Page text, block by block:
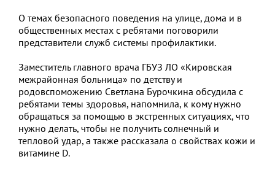
О темах безопасного поведения на улице, дома и в
общественных местах с ребятами поговорили
представители служб системы профилактики.
Заместитель главного врача ГБУЗ ЛО «Кировская
межрайонная больница» по детству и
родовспоможению Светлана Бурочкина обсудила с
ребятами темы здоровья, напомнила, к кому нужно
обращаться за помощью в экстренных ситуациях, что
нужно делать, чтобы не получить солнечный и
тепловой удар, а также рассказала о свойствах кожи и
витамине D.